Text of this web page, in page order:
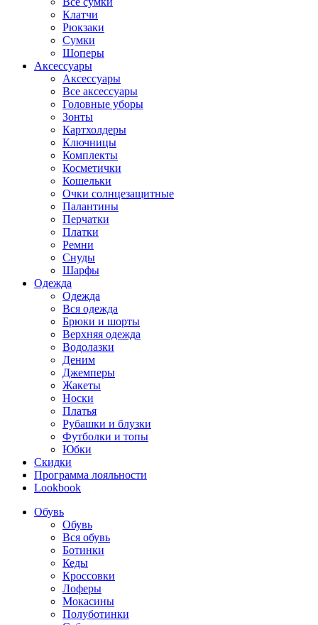
Клатчи
Рюкзаки
Сумки
Шоперы
Аксессуары
Аксессуары
Все аксессуары
Головные уборы
Зонты
Картхолдеры
Ключницы
Комплекты
Косметички
Кошельки
Очки солнцезащитные
Палантины
Перчатки
Платки
Ремни
Снуды
Шарфы
Одежда
Одежда
Вся одежда
Брюки и шорты
Верхняя одежда
Водолазки
Деним
Джемперы
Жакеты
Носки
Платья
Рубашки и блузки
Футболки и топы
Юбки
Скидки
Программа лояльности
Lookbook
Обувь
Обувь
Вся обувь
Ботинки
Кеды
Кроссовки
Лоферы
Мокасины
Полуботинки